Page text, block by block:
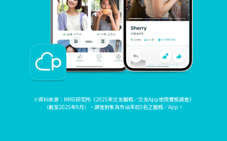
※資料來源：MMD研究所《2025年交友服務／交友App使用實態調查》
（截至2025年9月），調查對象為市佔率前5名之服務／App。